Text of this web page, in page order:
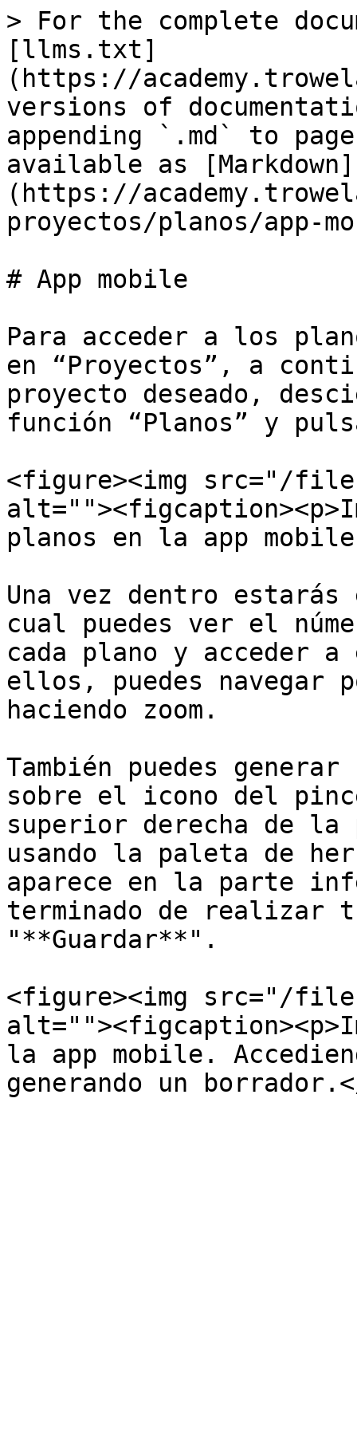
> For the complete
[llms.txt]
(https://
versions of
appending `.md` to
available as [Markdown]
(https://
proyectos/planos/app-
# App mobile
Para acceder a los
en “Proyectos”, a
proyecto deseado,
función “Planos” y
<figure><img src="/
planos en la app
Una vez dentro
cual puedes ver el
cada plano y acceder
ellos, puedes navegar
haciendo zoom.
También puedes
sobre el icono del
superior derecha de
usando la paleta de
aparece en la parte
terminado de realizar
"**Guardar**".
<figure><img src="/files/
la app mobile.